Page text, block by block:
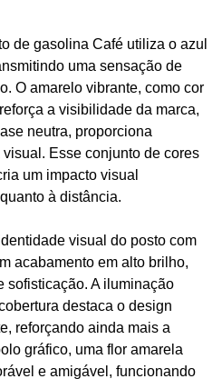
de gasolina Café utiliza o azul
uma sensação de
O amarelo vibrante, como cor
a visibilidade da marca,
neutra, proporciona
Esse conjunto de cores
um impacto visual
à distância.
visual do posto com
acabamento em alto brilho,
sofisticação. A iluminação
destaca o design
reforçando ainda mais a
gráfico, uma flor amarela
e amigável, funcionando